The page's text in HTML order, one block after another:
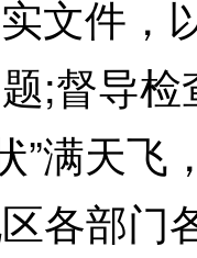
文件，
;督导
”满天
各部门